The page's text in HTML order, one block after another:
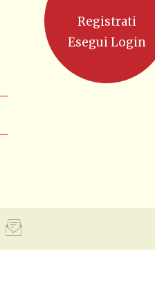
Registrati
Esegui Login